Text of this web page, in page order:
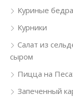
Куриные бедра
Курники
Салат из
сыром
Пицца на
Запеченный